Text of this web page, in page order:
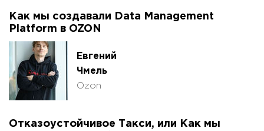
Как мы создавали Data Management
Platform в OZON
Евгений
Чмель
Ozon
Отказоустойчивое Такси, или Как мы